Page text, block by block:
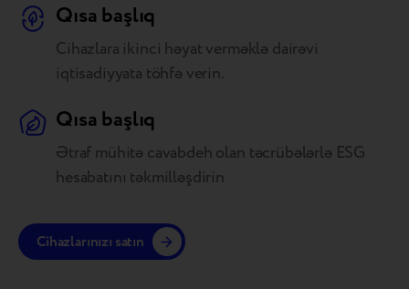
Qısa başlıq
Cihazlara ikinci həyat verməklə dairəvi
iqtisadiyyata töhfə verin.
Qısa başlıq
Ətraf mühitə cavabdeh olan təcrübələrlə ESG
hesabatını təkmilləşdirin
Cihazlarınızı satın